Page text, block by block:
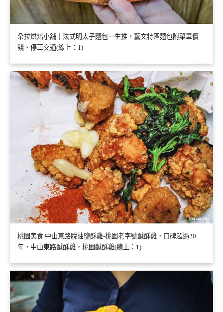
朵拉烘焙小舖｜法式明太子麵包一生推，藝文特區麵包附菜單價
錢、停車交通(線上：1)
桃園美食|中山東路脫油鹽酥雞-桃園老字號鹹酥雞，口碑超過20
年，中山東路鹹酥雞，桃園鹹酥雞(線上：1)